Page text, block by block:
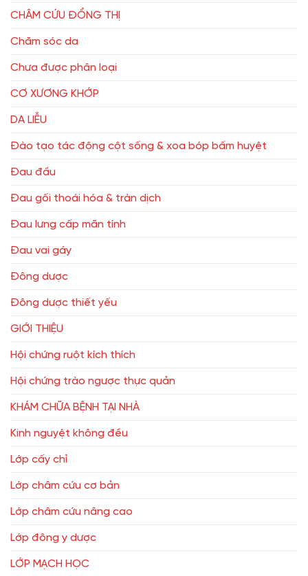
CHÂM CỨU ĐỔNG THỊ
Chăm sóc da
Chưa được phân loại
CƠ XƯƠNG KHỚP
DA LIỄU
Đào tạo tác động cột sống & xoa bóp bấm huyệt
Đau đầu
Đau gối thoái hóa & tràn dịch
Đau lưng cấp mãn tính
Đau vai gáy
Đông dược
Đông dược thiết yếu
GIỚI THIỆU
Hội chứng ruột kích thích
Hội chứng trào ngược thực quản
KHÁM CHỮA BỆNH TẠI NHÀ
Kinh nguyệt không đều
Lớp cấy chỉ
Lớp châm cứu cơ bản
Lớp châm cứu nâng cao
Lớp đông y dược
LỚP MẠCH HỌC